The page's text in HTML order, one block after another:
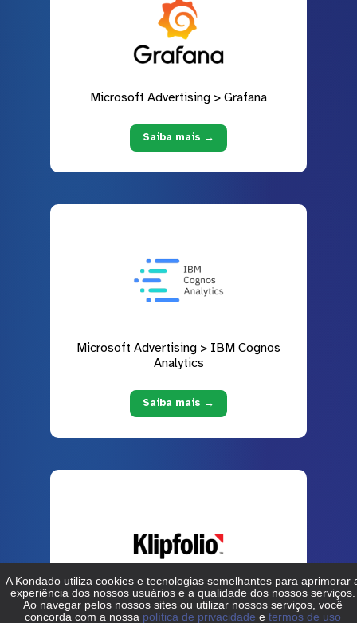
Microsoft Advertising > Grafana
Saiba mais →
Microsoft Advertising > IBM Cognos
Analytics
Saiba mais →
Microsoft Advertising > Klipfolio